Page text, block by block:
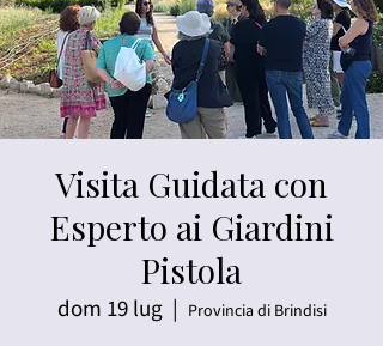
Visita Guidata con
Esperto ai Giardini
Pistola
dom 19 lug
  |
Provincia di Brindisi